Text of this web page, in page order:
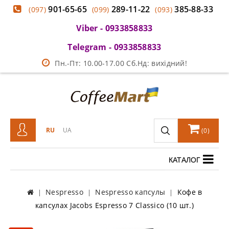
(097)901-65-65 (099) 289-11-22 (093)385-88-33
Viber - 0933858833
Telegram - 0933858833
Пн.-Пт: 10.00-17.00 Сб.Нд: вихідний!
RU UA (0)
КАТАЛОГ
Nespresso Nespresso капсулы
Кофе в
капсулах Jacobs Espresso 7 Classico (10 шт.)